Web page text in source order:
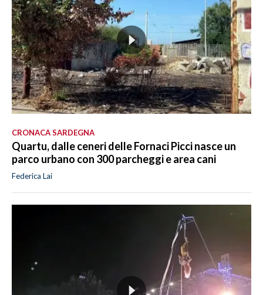
CRONACA SARDEGNA
Quartu, dalle ceneri delle Fornaci Picci nasce un
parco urbano con 300 parcheggi e area cani
Federica Lai